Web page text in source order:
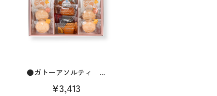
●ガトーアソルティ ...
¥3,413